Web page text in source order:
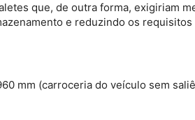
que, de outra forma, exigiriam
e reduzindo os
mm (carroceria do veículo sem